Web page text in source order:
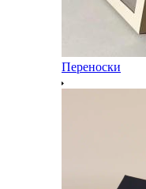
Переноски